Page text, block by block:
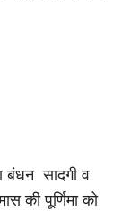
बंधन सादगी व
की पूर्णिमा को